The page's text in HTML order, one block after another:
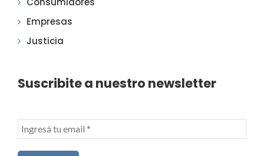
Empresas
Justicia
Suscribite a nuestro newsletter